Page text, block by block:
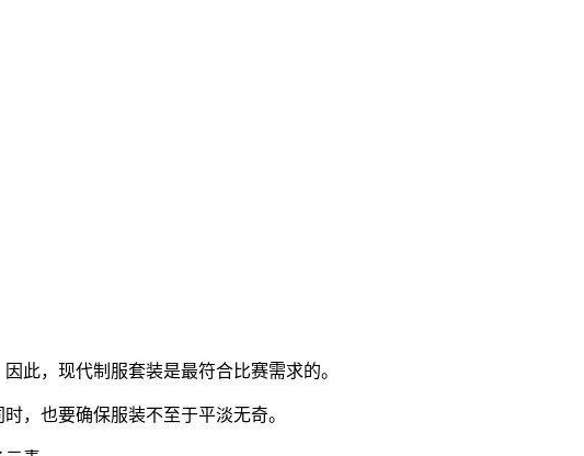
此，现代制服套装是最符合比赛需求的。
，也要确保服装不至于平淡无奇。